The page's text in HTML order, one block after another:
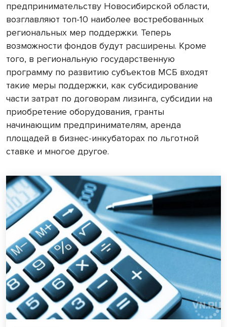
предпринимательству Новосибирской области,
возглавляют топ-10 наиболее востребованных
региональных мер поддержки. Теперь
возможности фондов будут расширены. Кроме
того, в региональную государственную
программу по развитию субъектов МСБ входят
такие меры поддержки, как субсидирование
части затрат по договорам лизинга, субсидии на
приобретение оборудования, гранты
начинающим предпринимателям, аренда
площадей в бизнес-инкубаторах по льготной
ставке и многое другое.